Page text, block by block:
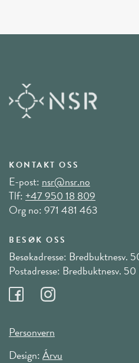
KONTAKT OSS
E-post:nsr@nsr.no
Tlf:+47 950 18 809
Org no: 971 481 463
BESØK OSS
Besøkadresse: Bredbuktnesv.
Postadresse: Bredbuktnesv.
Personvern
Design:Árvu